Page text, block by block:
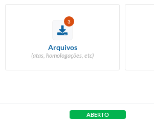
3
Arquivos
(atas, homologações, etc)
ABERTO